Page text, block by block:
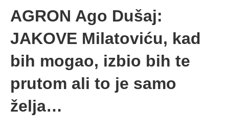
AGRON Ago Dušaj:
JAKOVE Milatoviću, kad
bih mogao, izbio bih te
prutom ali to je samo
želja…